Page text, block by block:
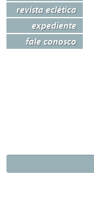
revista eclética
expediente
fale conosco